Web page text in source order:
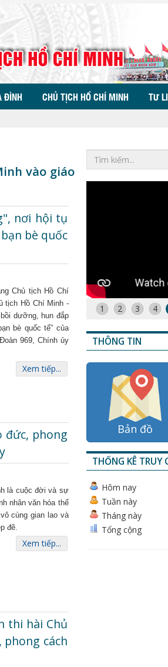
ĐÌNH CHỦ TỊCH HỒ CHÍ MINH TƯ
vào giáo
nơi hội tụ
bè quốc
Chủ tịch Hồ Chí
tịch Hồ Chí Minh -
dưỡng, hun đắp
bè quốc tế” của
969, Chính ủy
Xem tiếp...
đức, phong
là cuộc đời và sự
nhân văn hóa thế
cùng gian lao và
đẽ.
Xem tiếp...
thi hài Chủ
cách
1 2 3 4
THÔNG TIN
Bản đồ
THỐNG KÊ TRUY
Hôm nay
Tuần này
Tháng này
Tổng cộng